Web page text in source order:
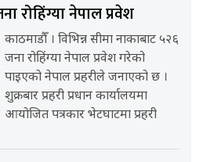
रोहिंग्या नेपाल प्रवेश
काठमाडौँ । विभिन्न सीमा नाकाबाट ५२६
जना रोहिंग्या नेपाल प्रवेश गरेको
पाइएको नेपाल प्रहरीले जनाएको छ ।
शुक्रबार प्रहरी प्रधान कार्यालयमा
आयोजित पत्रकार भेटघाटमा प्रहरी